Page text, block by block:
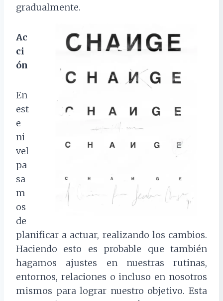
gradualmente.
Ac
ci
ón
En
est
e
ni
vel
pa
sa
m
os
de
planificar a actuar, realizando los cambios.
Haciendo esto es probable que también
hagamos ajustes en nuestras rutinas,
entornos, relaciones o incluso en nosotros
mismos para lograr nuestro objetivo. Esta